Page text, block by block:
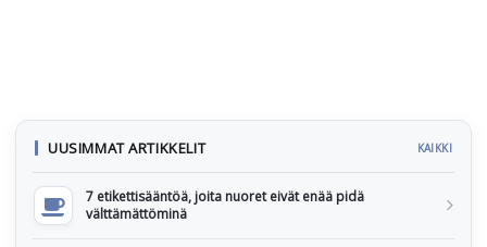
UUSIMMAT ARTIKKELIT KAIKKI
7 etikettisääntöä, joita nuoret eivät enää pidä
välttämättöminä